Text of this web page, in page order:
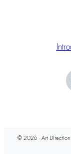
© 2026 - Art Direction